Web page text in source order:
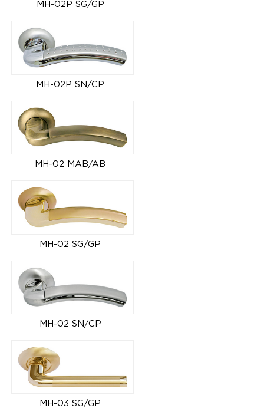
MH-02P SG/GP
MH-02P SN/CP
MH-02 MAB/AB
MH-02 SG/GP
MH-02 SN/CP
MH-03 SG/GP